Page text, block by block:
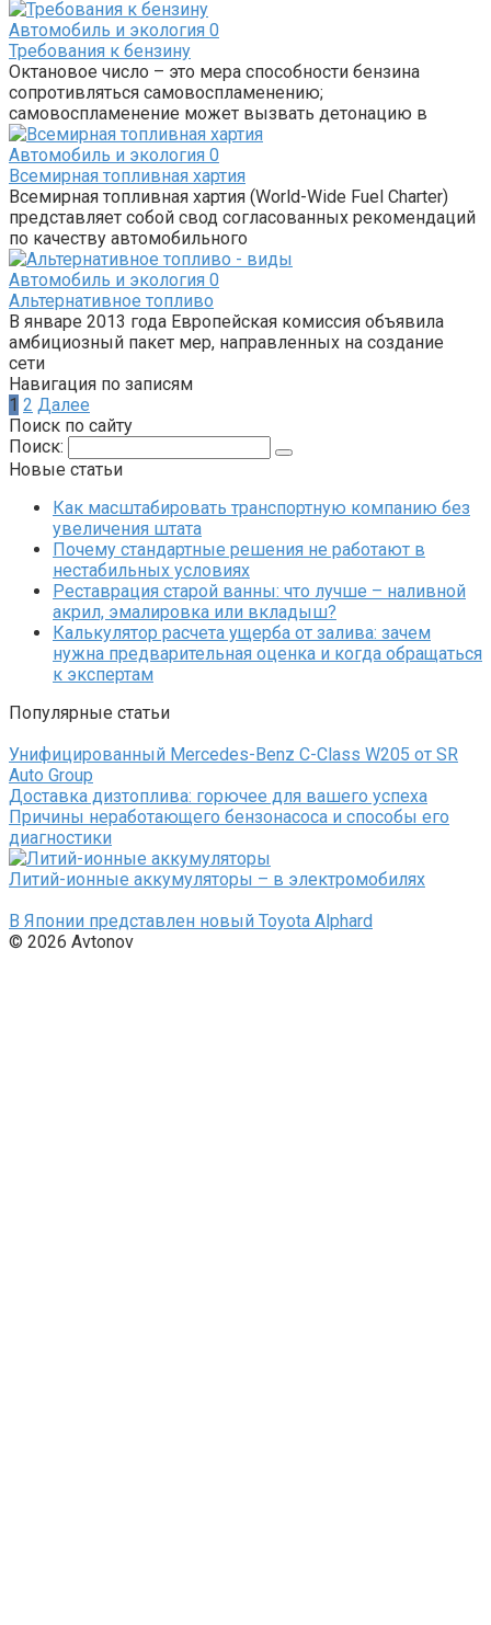
Автомобиль и экология 0
Требования к бензину
Октановое число – это мера способности бензина
сопротивляться самовоспламенению;
самовоспламенение может вызвать детонацию в
Автомобиль и экология 0
Всемирная топливная хартия
Всемирная топливная хартия (World-Wide Fuel Charter)
представляет собой свод согласованных рекомендаций
по качеству автомобильного
Автомобиль и экология 0
Альтернативное топливо
В январе 2013 года Европейская комиссия объявила
амбициозный пакет мер, направленных на создание
сети
Навигация по записям
1 2 Далее
Поиск по сайту
Поиск:
Новые статьи
Как масштабировать транспортную компанию без
увеличения штата
Почему стандартные решения не работают в
нестабильных условиях
Реставрация старой ванны: что лучше – наливной
акрил, эмалировка или вкладыш?
Калькулятор расчета ущерба от залива: зачем
нужна предварительная оценка и когда обращаться
к экспертам
Популярные статьи
Унифицированный Mercedes-Benz C-Class W205 от SR
Auto Group
Доставка дизтоплива: горючее для вашего успеха
Причины неработающего бензонасоса и способы его
диагностики
Литий-ионные аккумуляторы – в электромобилях
В Японии представлен новый Toyota Alphard
© 2026 Avtonov